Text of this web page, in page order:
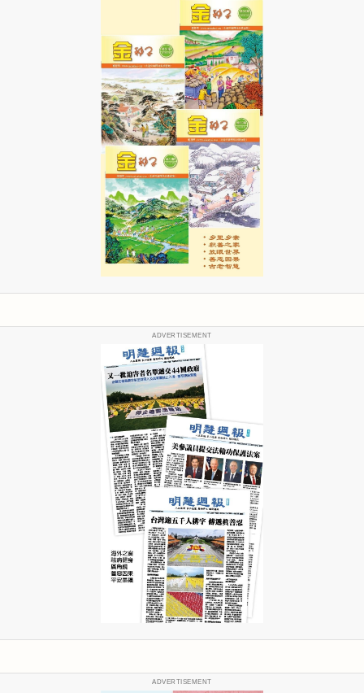
ADVERTISEMENT
ADVERTISEMENT